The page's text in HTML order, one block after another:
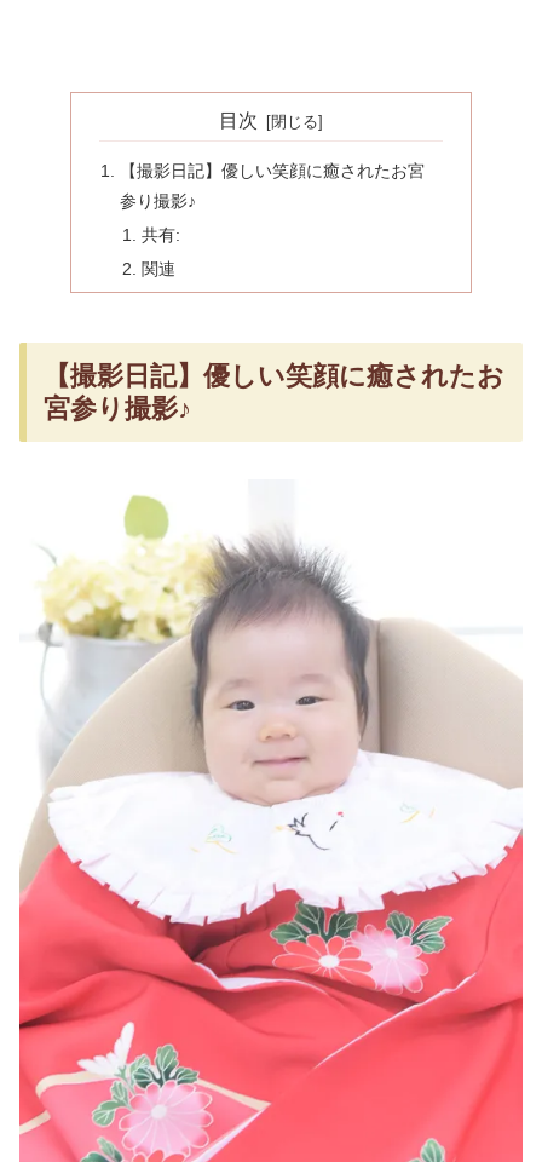
目次
【撮影日記】優しい笑顔に癒されたお宮
参り撮影♪
共有:
関連
【撮影日記】優しい笑顔に癒されたお
宮参り撮影♪